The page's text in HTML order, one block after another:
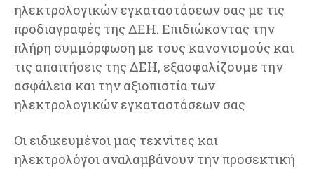
ηλεκτρολογικών εγκαταστάσεων σας με τις
προδιαγραφές της ΔΕΗ. Επιδιώκοντας την
πλήρη συμμόρφωση με τους κανονισμούς και
τις απαιτήσεις της ΔΕΗ, εξασφαλίζουμε την
ασφάλεια και την αξιοπιστία των
ηλεκτρολογικών εγκαταστάσεων σας
Οι ειδικευμένοι μας τεχνίτες και
ηλεκτρολόγοι αναλαμβάνουν την προσεκτική